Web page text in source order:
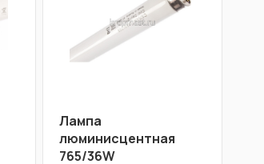
Лампа
люминисцентная
765/36W